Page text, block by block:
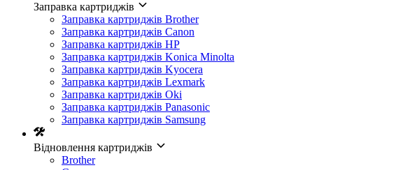
Заправка картриджів
Заправка картриджів Brother
Заправка картриджів Canon
Заправка картриджів HP
Заправка картриджів Konica Minolta
Заправка картриджів Kyocera
Заправка картриджів Lexmark
Заправка картриджів Oki
Заправка картриджів Panasonic
Заправка картриджів Samsung
Відновлення картриджів
Brother